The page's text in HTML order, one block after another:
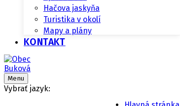
Hačova jaskyňa
Turistika v okolí
Mapy a plány
KONTAKT
Menu
Vybrať jazyk: